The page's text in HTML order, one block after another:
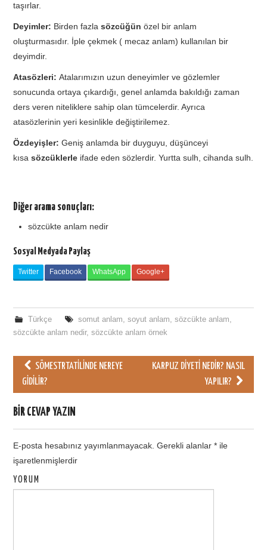
taşırlar.
Deyimler: Birden fazlasözcüğünözel bir anlam
oluşturmasıdır. İple çekmek ( mecaz anlam) kullanılan bir
deyimdir.
Atasözleri:Atalarımızın uzun deneyimler ve gözlemler
sonucunda ortaya çıkardığı, genel anlamda bakıldığı zaman
ders veren niteliklere sahip olan tümcelerdir. Ayrıca
atasözlerinin yeri kesinlikle değiştirilemez.
Özdeyişler:Geniş anlamda bir duyguyu, düşünceyi
kısasözcüklerle ifade eden sözlerdir. Yurtta sulh, cihanda sulh.
Diğer arama sonuçları:
sözcükte anlam nedir
Sosyal Medyada Paylaş
Twitter Facebook WhatsApp Google+
Türkçe somut anlam soyut anlam sözcükte anlam
sözcükte anlam nedir,sözcükte anlam örnek
Post navigation
SÖMESTRTATILINDE NEREYE
GIDILIR?
KARPUZ DIYETI NEDIR? NASIL
YAPILIR?
BIR CEVAP YAZIN
E-posta hesabınız yayımlanmayacak. Gerekli alanlar* ile
işaretlenmişlerdir
YORUM